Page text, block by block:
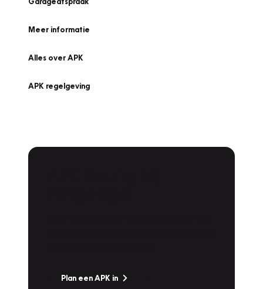
Meer informatie
Alles over APK
APK regelgeving
Plan een APK in